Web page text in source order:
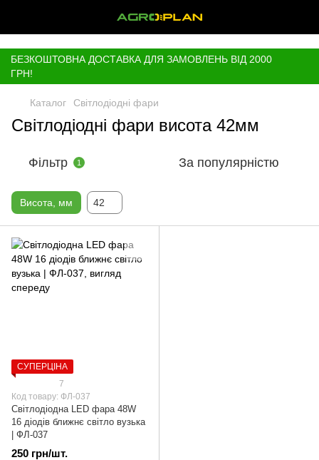
БЕЗКОШТОВНА ДОСТАВКА ДЛЯ ЗАМОВЛЕНЬ ВІД 2000
ГРН!
Каталог Світлодіодні фари
Світлодіодні фари висота 42мм
Фільтр 1 За популярністю
Висота, мм 42
СУПЕРЦІНА
7
Код товару: ФЛ-037
Світлодіодна LED фара 48W
16 діодів ближнє світло вузька
| ФЛ-037
250 грн/шт.